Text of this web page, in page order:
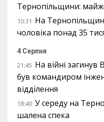
Тернопільщини: майже
10:31 На
чоловіка понад 35
4 Серпня
21:45 На війні
був командиром
відділення
18:40 У середу на
шалена спека